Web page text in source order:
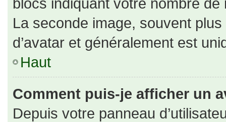
La seconde image, souvent
d’avatar et généralement est
Haut
Comment puis-je afficher un
Depuis votre panneau